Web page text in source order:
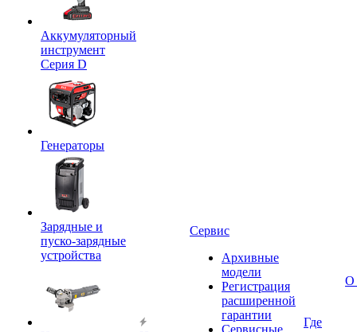
Аккумуляторный
инструмент
Серия D
Генераторы
Зарядные и
пуско-зарядные
устройства
Сервис
Архивные
модели
Регистрация
расширенной
гарантии
Сервисные
Где
О